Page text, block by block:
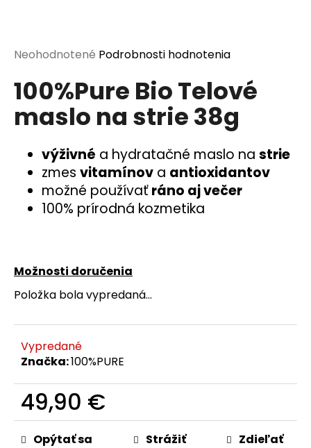
Priemerné
produktu
je
0,0
z
hviezdičiek.
Neohodnotené Podrobnosti hodnotenia
100%Pure Bio Telové
maslo na strie 38g
výživné a hydratačné maslo na strie
zmes vitamínov a antioxidantov
možné používaťráno aj večer
100% prírodná kozmetika
Možnosti doručenia
Položka bola vypredaná…
Vypredané
Značka:100%PURE
49,90 €
Jednotková
cena:
Opýtať sa Strážiť Zdieľať
s
?
HĽADAŤ
o
r
ú
m
e